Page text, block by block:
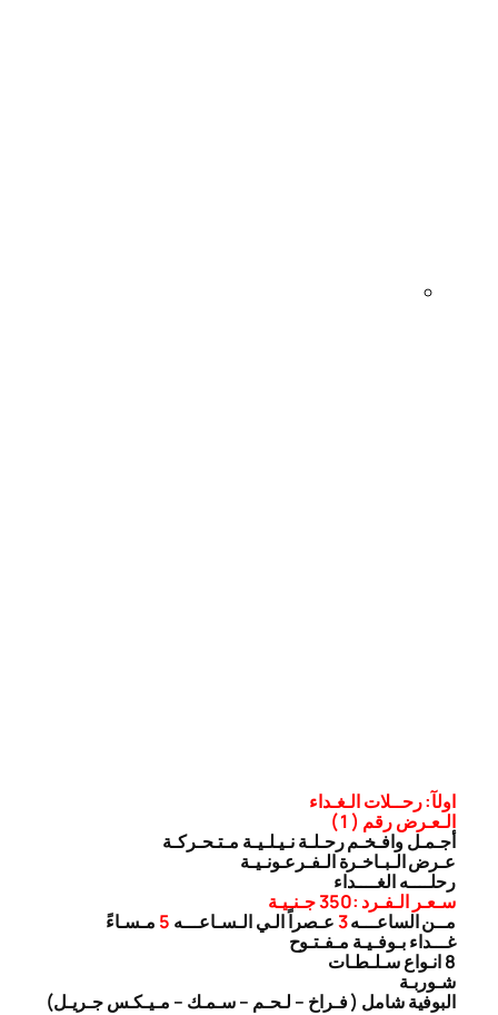
اولآ: رحــلات الـغـداء
الـعـرض رقم ( 1 )
أجـمـل وافـخـم رحـلـة نـيـلـيـة مـتـحـركـة
عـرض الـبـاخـرة الـفـرعـونـيـة
رحلــــه الغــــداء
سـعـر الـفـرد :350 جـنـيـة
مــن الساعـــه3عـصراً الـي الـسـاعـــه 5 مـسـاءً
غـــداء بـوفـيـة مـفـتـوح
8 انـواع سـلـطـات
شـوربـة
البوفية شامل ( فـراخ – لـحـم – سـمـك – مـيـكـس جـريـل)